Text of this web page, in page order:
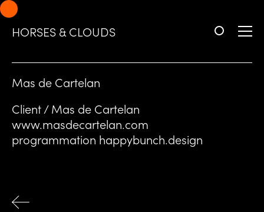
Aller
à
la
Aller
au
contenu
HORSES & CLOUDS
Mas de Cartelan
Client / Mas de Cartelan
www.masdecartelan.com
programmation happybunch.design